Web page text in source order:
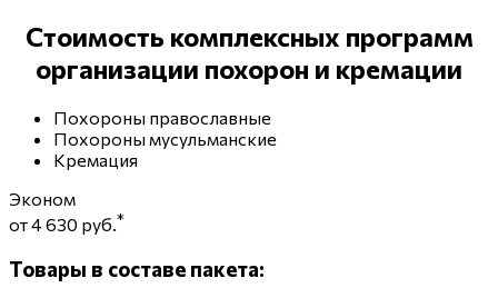
Стоимость комплексных программ
организации похорон и кремации
Похороны православные
Похороны мусульманские
Кремация
Эконом
от 4 630 руб.*
Товары в составе пакета: